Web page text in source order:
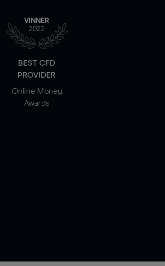
VINNER
2022
BEST CFD
PROVIDER
Online Money
Awards